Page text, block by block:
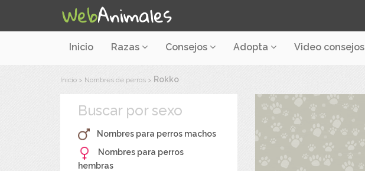
Inicio Razas Consejos Adopta Video consejos
Inicio > Nombres de perros > Rokko
Buscar por sexo
Nombres para perros machos
Nombres para perros
hembras